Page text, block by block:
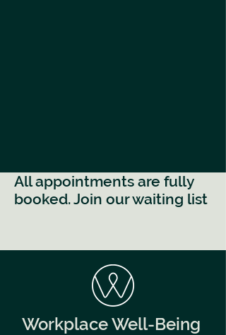
All appointments are fully
booked. Join our waiting list
Workplace Well-Being